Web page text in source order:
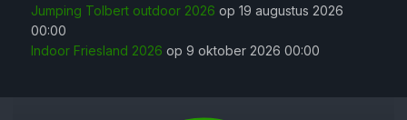
Jumping Tolbert outdoor 2026 op 19 augustus 2026
00:00
Indoor Friesland 2026 op 9 oktober 2026 00:00